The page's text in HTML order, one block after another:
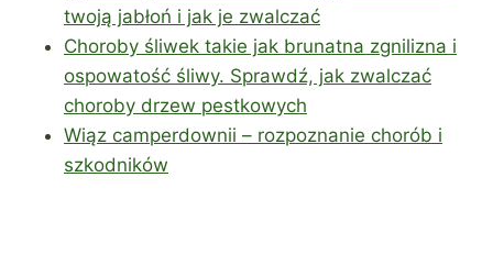
twoją jabłoń i jak je zwalczać
Choroby śliwek takie jak brunatna zgnilizna i
ospowatość śliwy. Sprawdź, jak zwalczać
choroby drzew pestkowych
Wiąz camperdownii – rozpoznanie chorób i
szkodników